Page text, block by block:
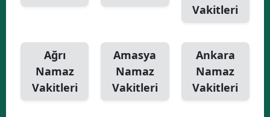
Ardahan
Yalova
Karabük
Kilis
Vakitleri
Ağrı
Namaz
Vakitleri
Amasya
Namaz
Vakitleri
Ankara
Namaz
Vakitleri